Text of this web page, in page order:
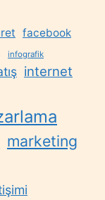
facebook
infografik
internet
marketing